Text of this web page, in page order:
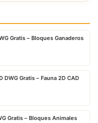
Gratis – Bloques Ganaderos
Gratis – Fauna 2D CAD
Gratis – Bloques Animales